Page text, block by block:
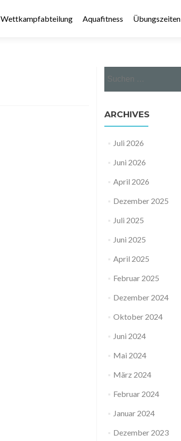
Wettkampfabteilung Aquafitness Übungszeiten
ARCHIVES
Juli 2026
Juni 2026
April 2026
Dezember 2025
Juli 2025
Juni 2025
April 2025
Februar 2025
Dezember 2024
Oktober 2024
Juni 2024
Mai 2024
März 2024
Februar 2024
Januar 2024
Dezember 2023